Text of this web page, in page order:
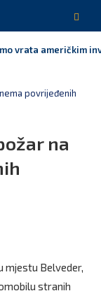
vrata američkim
povrijeđenih
na
mjestu Belveder,
stranih